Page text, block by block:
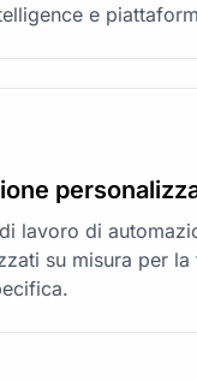
e
lavoro di
su misura per